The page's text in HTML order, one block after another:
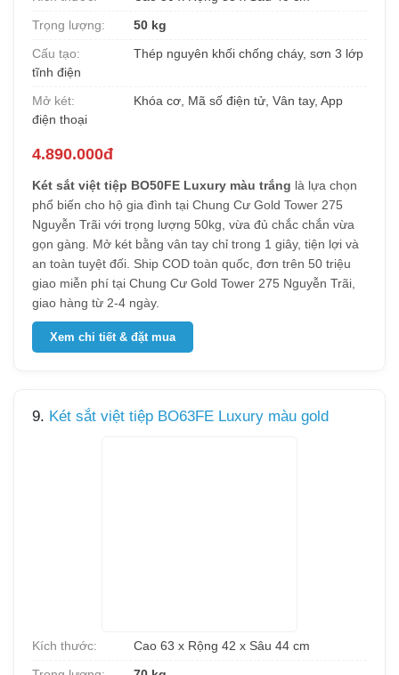
Trọng lượng:
50 kg
Cấu tạo:
Thép nguyên khối chống cháy, sơn 3 lớp
tĩnh điện
Mở két:
Khóa cơ, Mã số điện tử, Vân tay, App
điện thoại
4.890.000đ
Két sắt việt tiệp BO50FE Luxury màu trắng là lựa chọn
phổ biến cho hộ gia đình tại Chung Cư Gold Tower 275
Nguyễn Trãi với trọng lượng 50kg, vừa đủ chắc chắn vừa
gọn gàng. Mở két bằng vân tay chỉ trong 1 giây, tiện lợi và
an toàn tuyệt đối. Ship COD toàn quốc, đơn trên 50 triệu
giao miễn phí tại Chung Cư Gold Tower 275 Nguyễn Trãi,
giao hàng từ 2-4 ngày.
Xem chi tiết & đặt mua
9. Két sắt việt tiệp BO63FE Luxury màu gold
Kích thước:
Cao 63 x Rộng 42 x Sâu 44 cm